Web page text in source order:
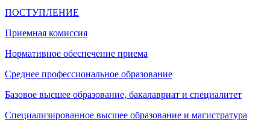
ПОСТУПЛЕНИЕ
Приемная комиссия
Нормативное обеспечение приема
Среднее профессиональное образование
Базовое высшее образование, бакалавриат и специалитет
Специализированное высшее образование и магистратура